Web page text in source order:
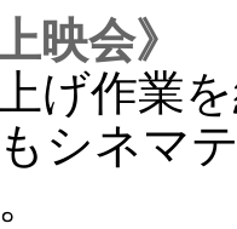
映会》
げ作業
シネマ